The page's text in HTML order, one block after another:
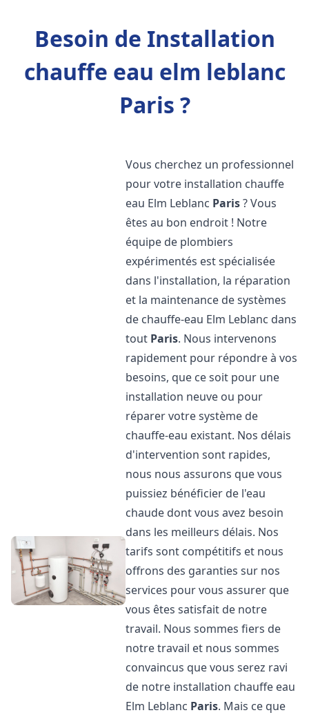
Besoin de Installation
chauffe eau elm leblanc
Paris ?
Vous cherchez un professionnel
pour votre installation chauffe
eau Elm Leblanc Paris? Vous
êtes au bon endroit ! Notre
équipe de plombiers
expérimentés est spécialisée
dans l'installation, la réparation
et la maintenance de systèmes
de chauffe-eau Elm Leblanc dans
tout Paris. Nous intervenons
rapidement pour répondre à vos
besoins, que ce soit pour une
installation neuve ou pour
réparer votre système de
chauffe-eau existant. Nos délais
d'intervention sont rapides,
nous nous assurons que vous
puissiez bénéficier de l'eau
chaude dont vous avez besoin
dans les meilleurs délais. Nos
tarifs sont compétitifs et nous
offrons des garanties sur nos
services pour vous assurer que
vous êtes satisfait de notre
travail. Nous sommes fiers de
notre travail et nous sommes
convaincus que vous serez ravi
de notre installation chauffe eau
Elm Leblanc Paris. Mais ce que